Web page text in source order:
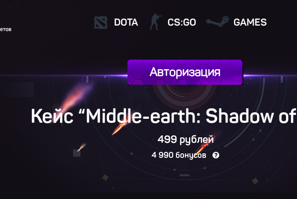
DOTA CS:GO GAMES
Авторизация
Кейс “Middle-earth: Shadow of
499 рублей
4 990 бонусов